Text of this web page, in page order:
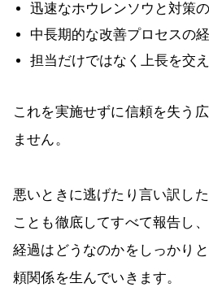
迅速なホウレンソウと対策
中長期的な改善プロセスの
担当だけではなく上長を交
これを実施せずに信頼を失う
ません。
悪いときに逃げたり言い訳し
ことも徹底してすべて報告し
経過はどうなのかをしっかり
頼関係を生んでいきます。